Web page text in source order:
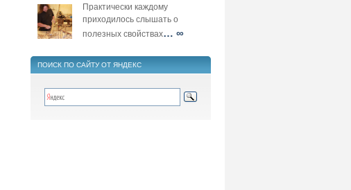
Практически каждому
приходилось слышать о
полезных свойствах… ∞
ПОИСК ПО САЙТУ ОТ ЯНДЕКС